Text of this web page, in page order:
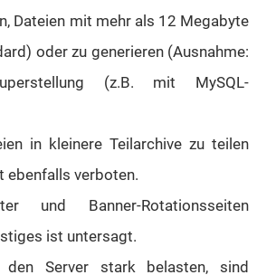
Dateien mit mehr als 12 Megabyte
oder zu generieren (Ausnahme:
(z.B. mit MySQL-
in kleinere Teilarchive zu teilen
ebenfalls verboten.
und Banner-Rotationsseiten
ist untersagt.
Server stark belasten, sind